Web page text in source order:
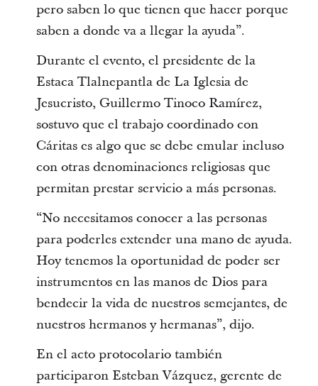
pero saben lo que tienen que hacer porque
saben a donde va a llegar la ayuda”.
Durante el evento, el presidente de la
Estaca Tlalnepantla de La Iglesia de
Jesucristo, Guillermo Tinoco Ramírez,
sostuvo que el trabajo coordinado con
Cáritas es algo que se debe emular incluso
con otras denominaciones religiosas que
permitan prestar servicio a más personas.
“No necesitamos conocer a las personas
para poderles extender una mano de ayuda.
Hoy tenemos la oportunidad de poder ser
instrumentos en las manos de Dios para
bendecir la vida de nuestros semejantes, de
nuestros hermanos y hermanas”, dijo.
En el acto protocolario también
participaron Esteban Vázquez, gerente de